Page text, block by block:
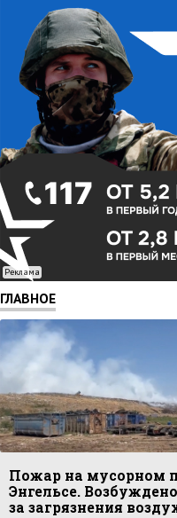
Реклама
ГЛАВНОЕ
Пожар на мусорном
Энгельсе.
за загрязнения